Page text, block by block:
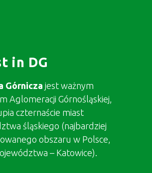
in DG
Górnicza jest ważnym
Aglomeracji Górnośląskiej,
czternaście miast
śląskiego (najbardziej
obszaru w Polsce,
– Katowice).